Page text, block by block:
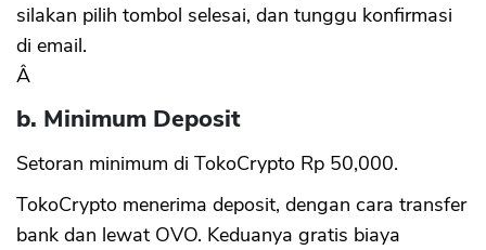
silakan pilih tombol selesai, dan tunggu konfirmasi
di email.
Â
b. Minimum Deposit
Setoran minimum di TokoCrypto Rp 50,000.
TokoCrypto menerima deposit, dengan cara transfer
bank dan lewat OVO. Keduanya gratis biaya